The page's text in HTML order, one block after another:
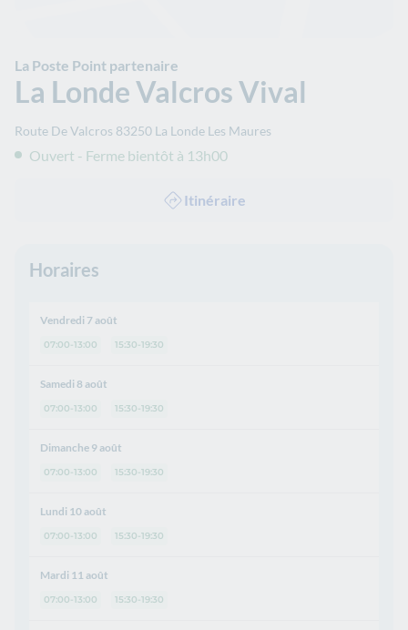
La Poste Point partenaire
La Londe Valcros Vival
Route De Valcros 83250 La Londe Les Maures
Ouvert - Ferme bientôt à 13h00
Itinéraire
Horaires
Vendredi 7 août
07:00-13:00 15:30-19:30
Samedi 8 août
07:00-13:00 15:30-19:30
Dimanche 9 août
07:00-13:00 15:30-19:30
Lundi 10 août
07:00-13:00 15:30-19:30
Mardi 11 août
07:00-13:00 15:30-19:30